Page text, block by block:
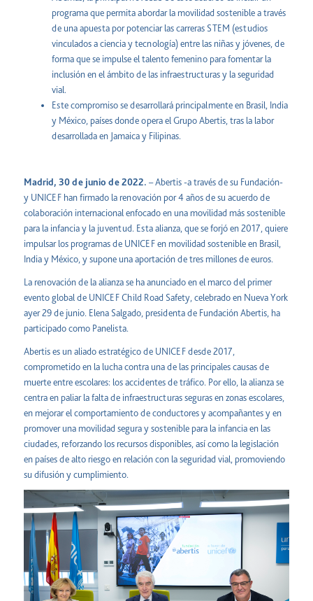
programa que permita abordar la movilidad sostenible a través
de una apuesta por potenciar las carreras STEM (estudios
vinculados a ciencia y tecnología) entre las niñas y jóvenes, de
forma que se impulse el talento femenino para fomentar la
inclusión en el ámbito de las infraestructuras y la seguridad
vial.
Este compromiso se desarrollará principalmente en Brasil, India
y México, países donde opera el Grupo Abertis, tras la labor
desarrollada en Jamaica y Filipinas.
Madrid, 30 de junio de 2022. – Abertis -a través de su Fundación-
y UNICEF han firmado la renovación por 4 años de su acuerdo de
colaboración internacional enfocado en una movilidad más sostenible
para la infancia y la juventud. Esta alianza, que se forjó en 2017, quiere
impulsar los programas de UNICEF en movilidad sostenible en Brasil,
India y México, y supone una aportación de tres millones de euros.
La renovación de la alianza se ha anunciado en el marco del primer
evento global de UNICEF Child Road Safety, celebrado en Nueva York
ayer 29 de junio. Elena Salgado, presidenta de Fundación Abertis, ha
participado como Panelista.
Abertis es un aliado estratégico de UNICEF desde 2017,
comprometido en la lucha contra una de las principales causas de
muerte entre escolares: los accidentes de tráfico. Por ello, la alianza se
centra en paliar la falta de infraestructuras seguras en zonas escolares,
en mejorar el comportamiento de conductores y acompañantes y en
promover una movilidad segura y sostenible para la infancia en las
ciudades, reforzando los recursos disponibles, así como la legislación
en países de alto riesgo en relación con la seguridad vial, promoviendo
su difusión y cumplimiento.